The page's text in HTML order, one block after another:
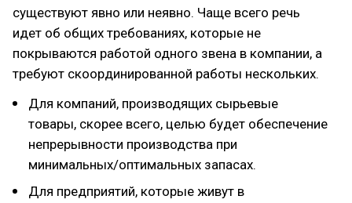
существуют явно или неявно. Чаще всего речь
идет об общих требованиях, которые не
покрываются работой одного звена в компании, а
требуют скоординированной работы нескольких.
Для компаний, производящих сырьевые
товары, скорее всего, целью будет обеспечение
непрерывности производства при
минимальных/оптимальных запасах.
Для предприятий, которые живут в